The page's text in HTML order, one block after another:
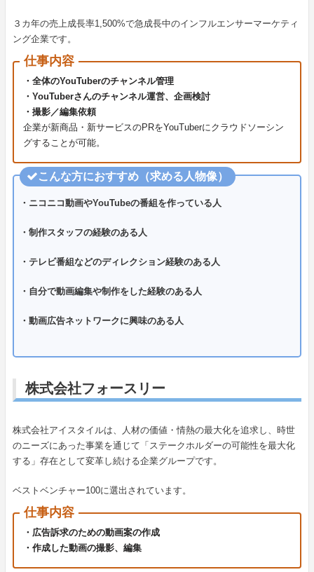
３カ年の売上成長率1,500%で急成長中のインフルエンサーマーケティ
ング企業です。
仕事内容
・全体のYouTuberのチャンネル管理
・YouTuberさんのチャンネル運営、企画検討
・撮影／編集依頼
企業が新商品・新サービスのPRをYouTuberにクラウドソーシン
グすることが可能。
こんな方におすすめ（求める人物像）
・ニコニコ動画やYouTubeの番組を作っている人
・制作スタッフの経験のある人
・テレビ番組などのディレクション経験のある人
・自分で動画編集や制作をした経験のある人
・動画広告ネットワークに興味のある人
株式会社フォースリー
株式会社アイスタイルは、人材の価値・情熱の最大化を追求し、時世
のニーズにあった事業を通じて「ステークホルダーの可能性を最大化
する」存在として変革し続ける企業グループです。
ベストベンチャー100に選出されています。
仕事内容
・広告訴求のための動画案の作成
・作成した動画の撮影、編集